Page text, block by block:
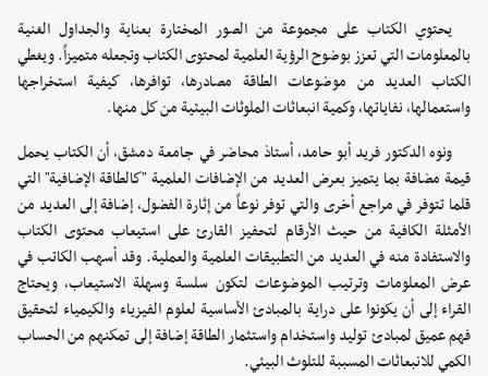
يحتوي الكتاب على مجموعة من الصور المختارة بعناية والجداول الغنية
بالمعلومات التي تعزز بوضوح الرؤية العلمية لمحتوى الكتاب وتجعله متميزاً. ويغطي
الكتاب العديد من موضوعات الطاقة مصادرها، توافرها، كيفية استخراجها
واستعمالها، نفاياتها، وكمية انبعاثات الملوثات البيئية من كل منها.
ونوه الدكتور فريد أبو حامد، أستاذ محاضر في جامعة دمشق، أن الكتاب يحمل
قيمة مضافة بما يتميز بعرض العديد من الإضافات العلمية "كالطاقة الإضافية" التي
قلما تتوفر في مراجع أخرى والتي توفر نوعاً من إثارة الفضول، إضافة إلى العديد من
الأمثلة الكافية من حيث الأرقام لتحفيز القارئ على استيعاب محتوى الكتاب
والاستفادة منه في العديد من التطبيقات العلمية والعملية. وقد أسهب الكاتب في
عرض المعلومات وترتيب الموضوعات لتكون سلسة وسهلة الاستيعاب، ويحتاج
القراء إلى أن يكونوا على دراية بالمبادئ الأساسية لعلوم الفيزياء والكيمياء لتحقيق
فهم عميق لمبادئ توليد واستخدام واستثمار الطاقة إضافة إلى تمكنهم من الحساب
الكمي للانبعاثات المسببة للتلوث البيئي.